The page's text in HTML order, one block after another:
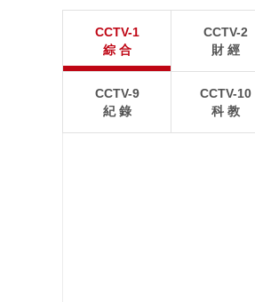
8月2日晚，江蘇張家港香山風景區燈光璀璨，市民和
游客前來賞夜景、逛集市。
CCTV-1
綜 合
CCTV-2
財 經
CCTV-9
紀 錄
CCTV-10
科 教